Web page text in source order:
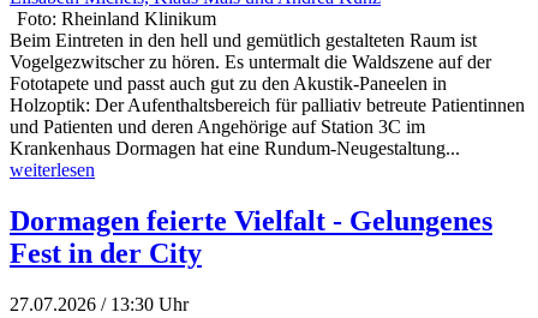
Foto: Rheinland Klinikum
Beim Eintreten in den hell und gemütlich gestalteten Raum ist
Vogelgezwitscher zu hören. Es untermalt die Waldszene auf der
Fototapete und passt auch gut zu den Akustik-Paneelen in
Holzoptik: Der Aufenthaltsbereich für palliativ betreute Patientinnen
und Patienten und deren Angehörige auf Station 3C im
Krankenhaus Dormagen hat eine Rundum-Neugestaltung...
weiterlesen
Dormagen feierte Vielfalt - Gelungenes
Fest in der City
27.07.2026 / 13:30 Uhr